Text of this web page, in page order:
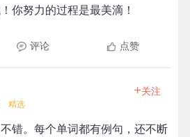
你努力的过程是最美滴！
评论 点赞
精选
+关注
错。每个单词都有例句，还不断